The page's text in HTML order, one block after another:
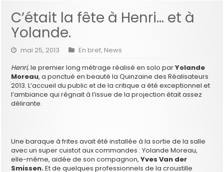
C’était la fête à Henri… et à
Yolande.
mai 25, 2013 En bref, News
Henri,le premier long métrage réalisé en solo parYolande
Moreau, a ponctué en beauté la Quinzaine des Réalisateurs
2013. L’accueil du public et de la critique a été exceptionnel et
l’ambiance qui régnait à l’issue de la projection était assez
délirante.
Une baraque à frites avait été installée à la sortie de la salle
avec un super cuistot aux commandes : Yolande Moreau,
elle-même, aidée de son compagnon,Yves Van der
Smissen.Et de quelques professionnels de la croustille